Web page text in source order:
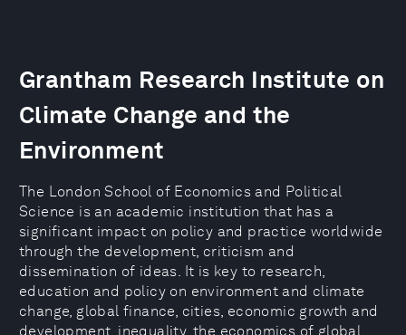
Grantham Research Institute on
Climate Change and the
Environment
The London School of Economics and Political
Science is an academic institution that has a
significant impact on policy and practice worldwide
through the development, criticism and
dissemination of ideas. It is key to research,
education and policy on environment and climate
change, global finance, cities, economic growth and
development, inequality, the economics of global